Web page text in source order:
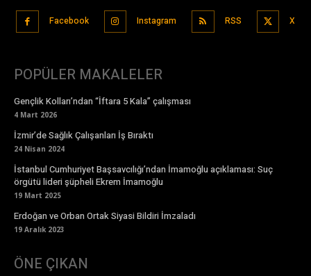
Facebook Instagram RSS X
POPÜLER MAKALELER
Gençlik Kolları’ndan “İftara 5 Kala” çalışması
4 Mart 2026
İzmir’de Sağlık Çalışanları İş Bıraktı
24 Nisan 2024
İstanbul Cumhuriyet Başsavcılığı’ndan İmamoğlu açıklaması: Suç
örgütü lideri şüpheli Ekrem İmamoğlu
19 Mart 2025
Erdoğan ve Orban Ortak Siyasi Bildiri İmzaladı
19 Aralık 2023
ÖNE ÇIKAN